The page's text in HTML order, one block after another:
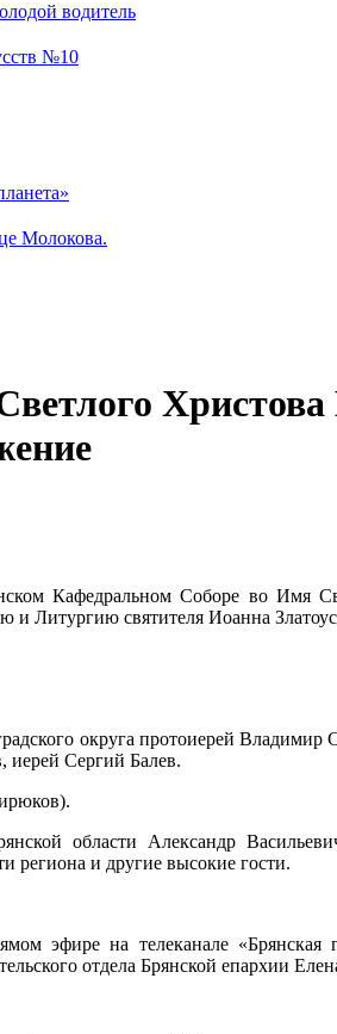
водитель
№10
Молокова.
Кафедральном Соборе во Имя
и Литургию святителя Иоанна
округа протоиерей
Сергий Балев.
области Александр
региона и другие высокие гости.
эфире на телеканале
отдела Брянской епархии